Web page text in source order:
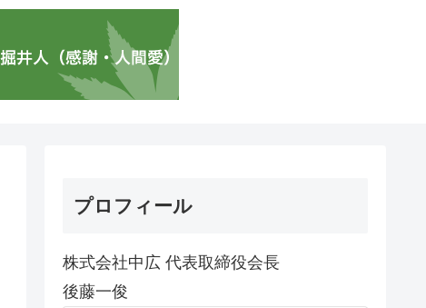
プロフィール
株式会社中広 代表取締役会長
後藤一俊